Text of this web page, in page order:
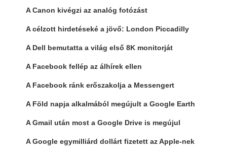
A Canon kivégzi az analóg fotózást
A célzott hirdetéseké a jövő: London Piccadilly
A Dell bemutatta a világ első 8K monitorját
A Facebook fellép az álhírek ellen
A Facebook ránk erőszakolja a Messengert
A Föld napja alkalmából megújult a Google Earth
A Gmail után most a Google Drive is megújul
A Google egymilliárd dollárt fizetett az Apple-nek